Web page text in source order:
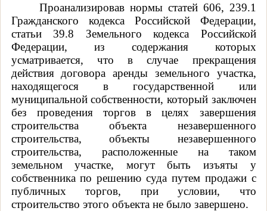
Проанализировав нормы статей 606, 239.1
Гражданского кодекса Российской Федерации,
статьи 39.8 Земельного кодекса Российской
Федерации, из содержания которых
усматривается, что в случае прекращения
действия договора аренды земельного участка,
находящегося в государственной или
муниципальной собственности, который заключен
без проведения торгов в целях завершения
строительства объекта незавершенного
строительства, объекты незавершенного
строительства, расположенные на таком
земельном участке, могут быть изъяты у
собственника по решению суда путем продажи с
публичных торгов, при условии, что
строительство этого объекта не было завершено.